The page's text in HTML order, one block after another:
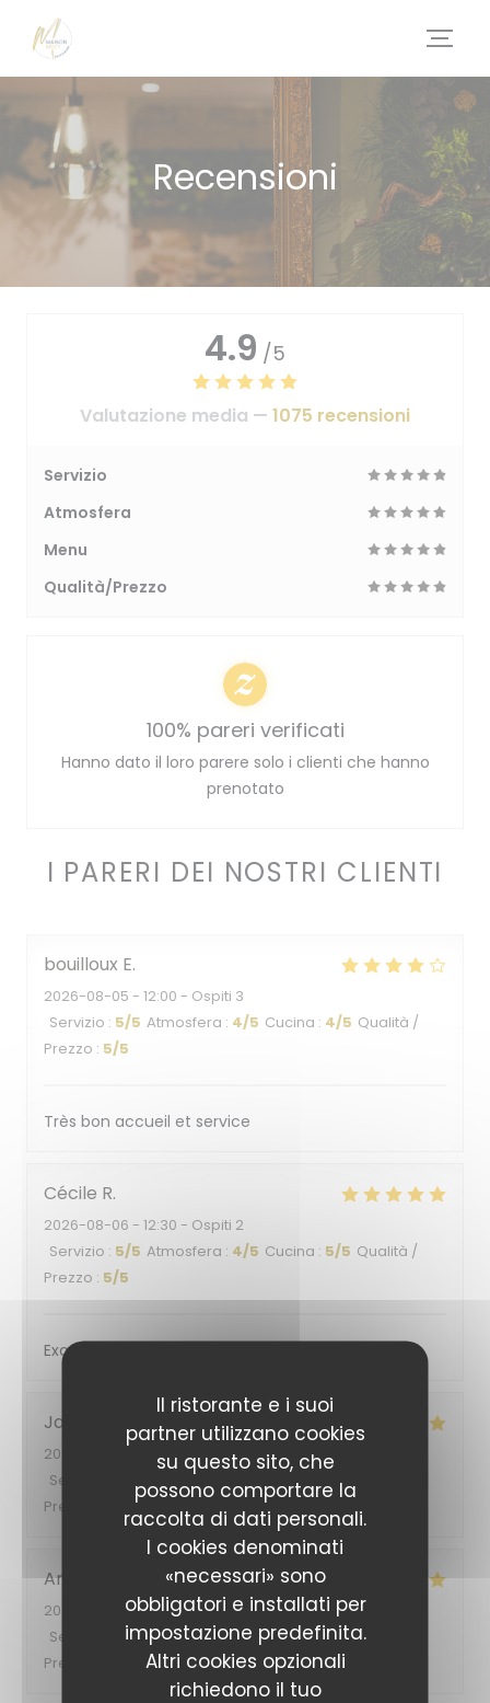
Personalizzazione delle tue scelte sui cookie
Il ristorante e i suoi
partner utilizzano cookies
su questo sito, che
possono comportare la
raccolta di dati personali.
I cookies denominati
«necessari» sono
obbligatori e installati per
impostazione predefinita.
Altri cookies opzionali
richiedono il tuo
Recensioni
I PARERI DEI NOSTRI CLIENTI
bouilloux E
2026-08-05 - 12:00 - Ospiti 3
Servizio : 5/5 Atmosfera : 4/5 Cucina : 4/5 Qualità /
Prezzo : 5/5
Très bon accueil et service
Cécile R
2026-08-06 - 12:30 - Ospiti 2
Servizio : 5/5 Atmosfera : 4/5 Cucina : 5/5 Qualità /
Prezzo : 5/5
Excellent
Jacqueline
2026-08-03
- 19:30 - Ospiti 1
Servizio
Atmosfera Cucina /5
Prezzo
Ana
2026-08-05- 19:30 - Ospiti 2
Servizio
/5 Atmosfera: 5/5 Cucina: 5/5 Qualità /
Prezzo
4.9 /5
Valutazione media — 1075 recensioni
Servizio
Atmosfera
Menu
Qualità/Prezzo
100% pareri verificati
Hanno dato il loro parere solo i clienti che hanno
prenotato